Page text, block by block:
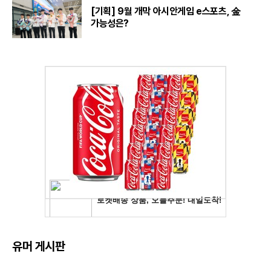
[기획] 9월 개막 아시안게임 e스포츠, 金
가능성은?
유머 게시판